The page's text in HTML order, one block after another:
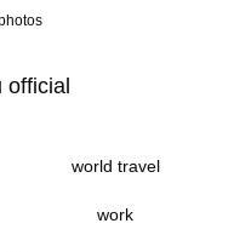
official
world travel
work